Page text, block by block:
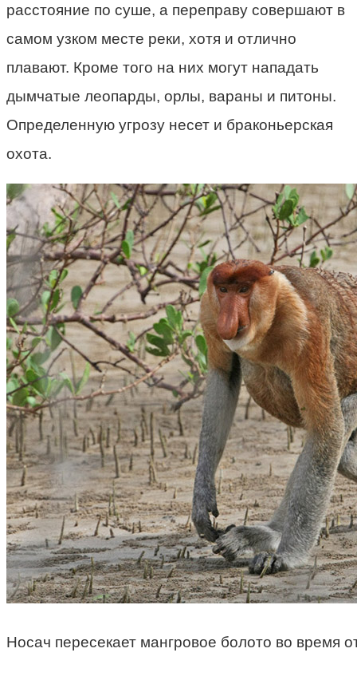
расстояние по суше, а переправу совершают в
самом узком месте реки, хотя и отлично
плавают. Кроме того на них могут нападать
дымчатые леопарды, орлы, вараны и питоны.
Определенную угрозу несет и браконьерская
охота.
Носач пересекает мангровое болото во время